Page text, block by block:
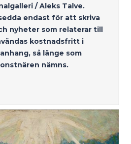
/ Aleks Talve.
endast för att skriva
nyheter som relaterar till
kostnadsfritt i
så länge som
nämns.